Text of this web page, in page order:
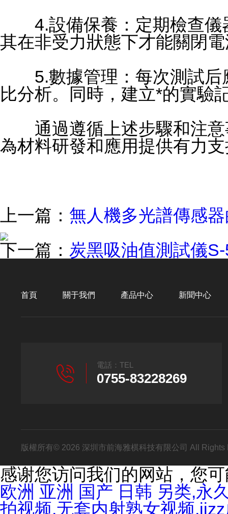
4.設備保養：定期檢查儀
其在非受力狀態下才能關閉
5.數據管理：每次測試后
比分析。同時，建立*的實驗
通過遵循上述步驟和注意
為材料研發和應用提供有力
上一篇： 無人機多光譜傳感
下一篇： 炭黑吸油值測試儀
首頁 關于我們 產品中心 新聞中心
電話：TEL
0755-83228269
版權所有© 2026 深圳市前海雅棋科技有限公司 All
感谢您访问我们的网站，您
欧洲 亚洲 国产 日韩 另类,永
拍视频,无套内射熟女视频